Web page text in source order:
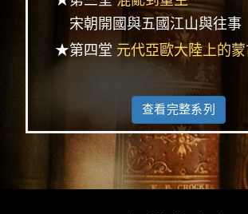
宋朝開國與五國江山與往事
★第四堂 元代亞歐大陸上的
查看完整系列